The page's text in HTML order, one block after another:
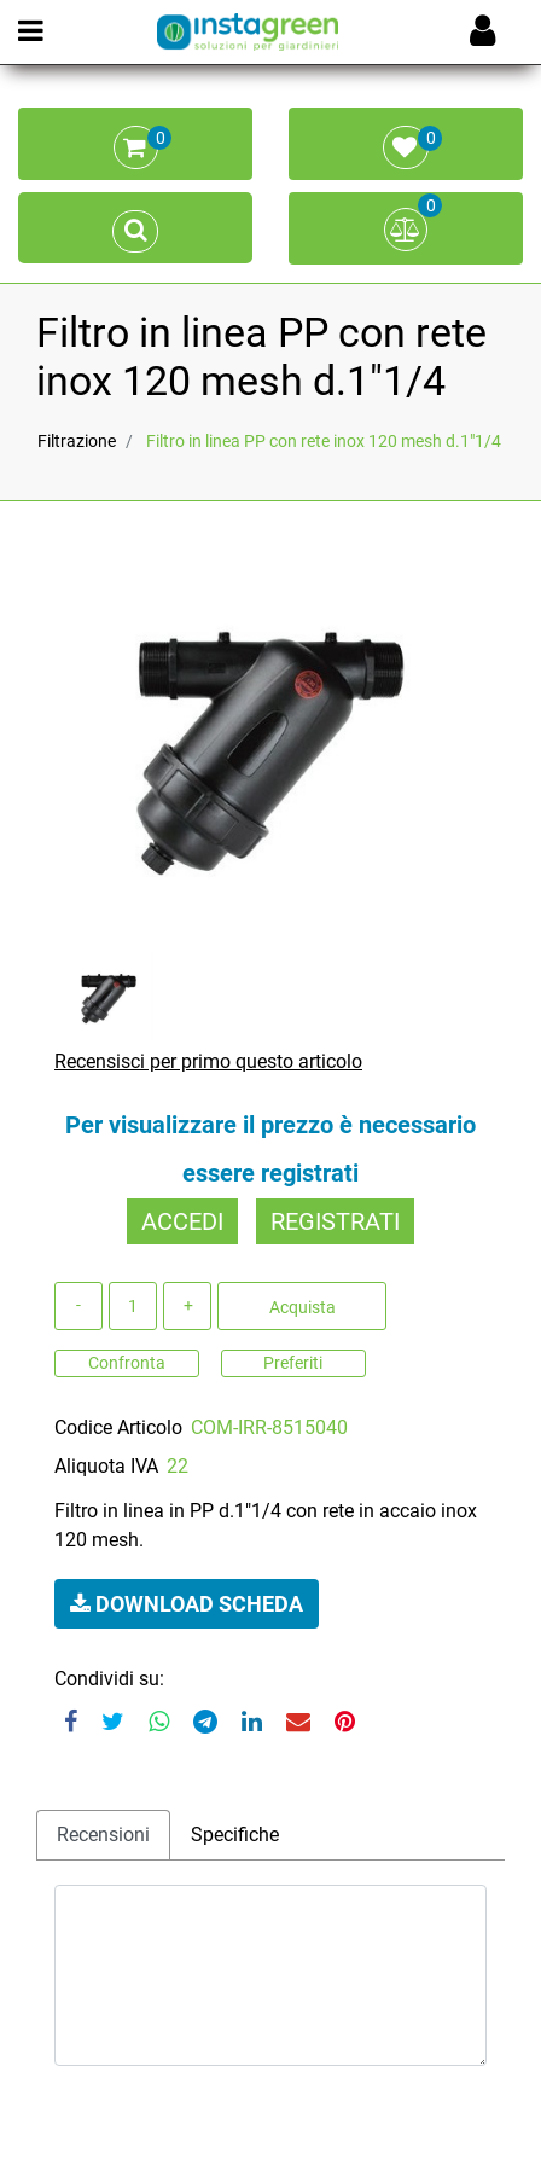
Open menu
0 0
0
Filtro in linea PP con rete
inox 120 mesh d.1"1/4
Filtrazione Filtro in linea PP con rete inox 120 mesh d.1"1/4
Recensisci per primo questo articolo
Per visualizzare il prezzo è necessario
essere registrati
ACCEDI
REGISTRATI
Acquista
Confronta Preferiti
Codice Articolo COM-IRR-8515040
Aliquota IVA 22
Filtro in linea in PP d.1"1/4 con rete in accaio inox
120 mesh.
DOWNLOAD SCHEDA
Condividi su:
Recensioni Specifiche